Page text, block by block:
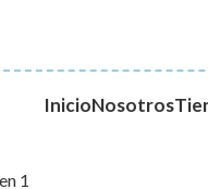
InicioNosotros